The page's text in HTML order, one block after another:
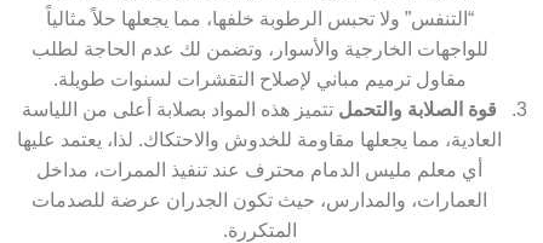
“التنفس” ولا تحبس الرطوبة خلفها، مما يجعلها حلاً مثالياً
للواجهات الخارجية والأسوار، وتضمن لك عدم الحاجة لطلب
مقاول ترميم مباني لإصلاح التقشرات لسنوات طويلة.
قوة الصلابة والتحمل تتميز هذه المواد بصلابة أعلى من اللياسة
العادية، مما يجعلها مقاومة للخدوش والاحتكاك. لذا، يعتمد عليها
أي معلم مليس الدمام محترف عند تنفيذ الممرات، مداخل
العمارات، والمدارس، حيث تكون الجدران عرضة للصدمات
المتكررة.